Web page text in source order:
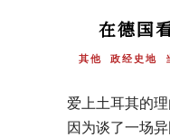
在德国
其他 政经史地
爱上土耳其的
因为谈了一场